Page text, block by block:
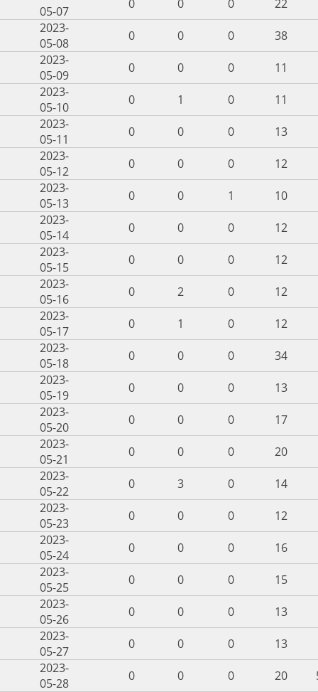
05-07
0 0 0
22
2023-
05-08
0 0 0
38
2023-
05-09
0 0 0
11
2023-
05-10
0 1 0
11
2023-
05-11
0 0 0
13
2023-
05-12
0 0 0
12
2023-
05-13
0 0 1
10
2023-
05-14
0 0 0
12
2023-
05-15
0 0 0
12
2023-
05-16
0 2 0
12
2023-
05-17
0 1 0
12
2023-
05-18
0 0 0
34
2023-
05-19
0 0 0
13
2023-
05-20
0 0 0
17
2023-
05-21
0 0 0
20
2023-
05-22
0 3 0
14
2023-
05-23
0 0 0
12
2023-
05-24
0 0 0
16
2023-
05-25
0 0 0
15
2023-
05-26
0 0 0
13
2023-
05-27
0 0 0
13
2023-
05-28
0 0 0 20